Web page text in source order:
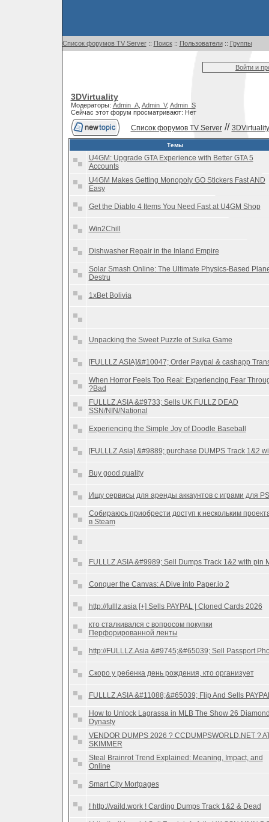
Список форумов TV Server:: Поиск:: Пользователи:: Группы
Войти и
3DVirtuality
Модераторы: Admin_A, Admin_V, Admin_S
Сейчас этот форум просматривают: Нет
Список форумов TV Server// 3DVirtuality
Темы
U4GM: Upgrade GTA Experience with Better GTA 5
Accounts
U4GM Makes Getting Monopoly GO Stickers Fast AND
Easy
Get the Diablo 4 Items You Need Fast at U4GM Shop
Win2Chill
Dishwasher Repair in the Inland Empire
Solar Smash Online: The Ultimate Physics-Based
Destru
1xBet Bolivia
Unpacking the Sweet Puzzle of Suika Game
[FULLLZ.ASIA]&#10047; Order Paypal & cashapp
When Horror Feels Too Real: Experiencing Fear
?Bad
FULLLZ.ASIA &#9733; Sells UK FULLZ DEAD
SSN/NIN/National
Experiencing the Simple Joy of Doodle Baseball
[FULLLZ.Asia] &#9889; purchase DUMPS Track 1&2
Buy good quality
Ищу сервисы для аренды аккаунтов с играми для
Собираюсь приобрести доступ к нескольким
в Steam
FULLLZ.ASIA &#9989; Sell Dumps Track 1&2 with pin
Conquer the Canvas: A Dive into Paper.io 2
http://fulllz.asia [+] Sells PAYPAL | Cloned Cards 2026
кто сталкивался с вопросом покупки
Перфорированной ленты
http://FULLLZ.Asia &#9745;&#65039; Sell Passport
Скоро у ребенка день рождения, кто организует
FULLLZ.ASIA &#11088;&#65039; Flip And Sells
How to Unlock Lagrassa in MLB The Show 26
Dynasty
VENDOR DUMPS 2026 ? CCDUMPSWORLD.NET ?
SKIMMER
Steal Brainrot Trend Explained: Meaning, Impact, and
Online
Smart City Mortgages
! http://vaild.work ! Carding Dumps Track 1&2 & Dead